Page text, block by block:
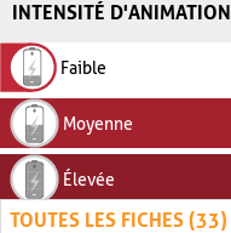
INTENSITÉ D'ANIMATION
Faible
Moyenne
Élevée
TOUTES LES FICHES (33)